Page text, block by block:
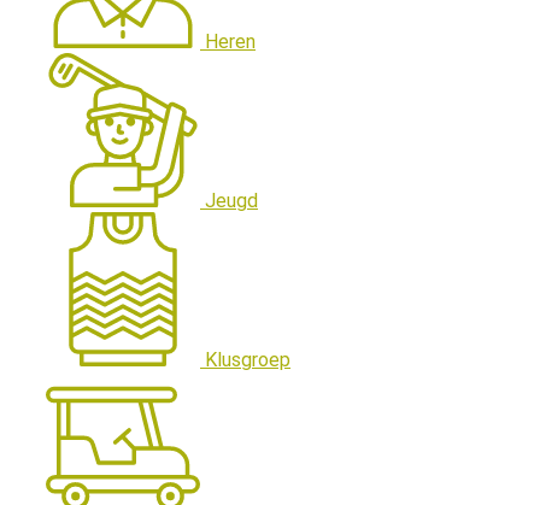
Heren
Jeugd
Klusgroep